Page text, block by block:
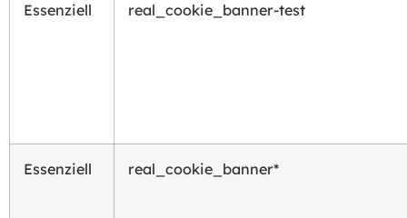
Essenziell real_cookie_banner-test
Essenziell real_cookie_banner*